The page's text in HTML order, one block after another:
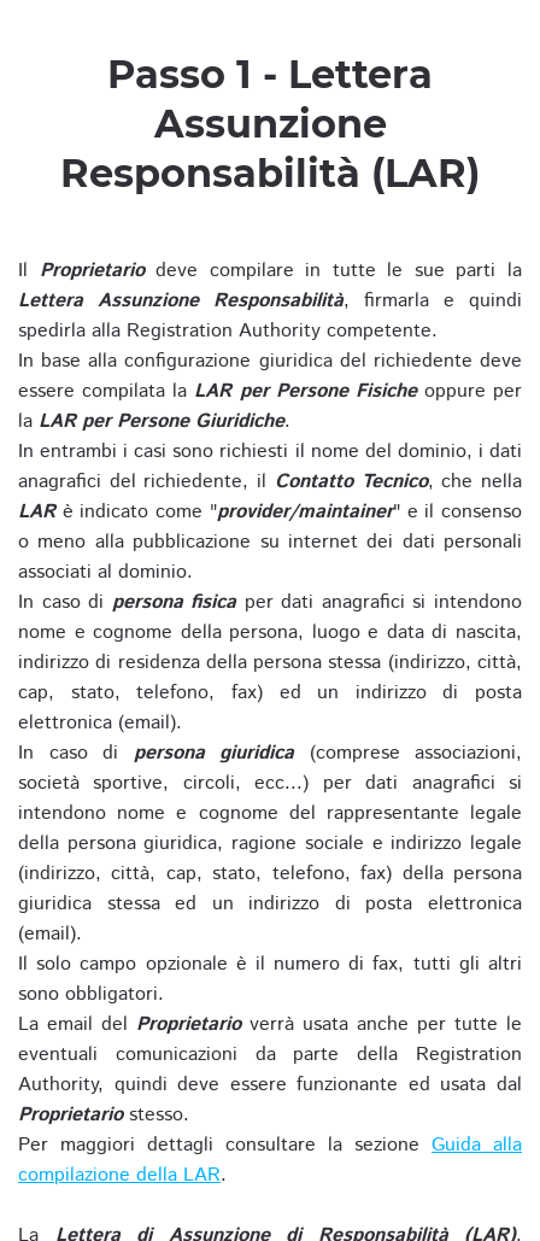
Passo 1 - Lettera
Assunzione
Responsabilità (LAR)
Il Proprietariodeve compilare in tutte le sue parti la
Lettera Assunzione Responsabilità, firmarla e quindi
spedirla alla Registration Authority competente.
In base alla configurazione giuridica del richiedente deve
essere compilata la LAR per Persone Fisicheoppure per
la LAR per Persone Giuridiche.
In entrambi i casi sono richiesti il nome del dominio, i dati
anagrafici del richiedente, il Contatto Tecnico, che nella
LARè indicato come "provider/maintainer" e il consenso
o meno alla pubblicazione su internet dei dati personali
associati al dominio.
In caso di persona fisicaper dati anagrafici si intendono
nome e cognome della persona, luogo e data di nascita,
indirizzo di residenza della persona stessa (indirizzo, città,
cap, stato, telefono, fax) ed un indirizzo di posta
elettronica (email).
In caso di persona giuridica(comprese associazioni,
società sportive, circoli, ecc...) per dati anagrafici si
intendono nome e cognome del rappresentante legale
della persona giuridica, ragione sociale e indirizzo legale
(indirizzo, città, cap, stato, telefono, fax) della persona
giuridica stessa ed un indirizzo di posta elettronica
(email).
Il solo campo opzionale è il numero di fax, tutti gli altri
sono obbligatori.
La email del Proprietarioverrà usata anche per tutte le
eventuali comunicazioni da parte della Registration
Authority, quindi deve essere funzionante ed usata dal
Proprietariostesso.
Per maggiori dettagli consultare la sezione Guida alla
compilazione della LAR.